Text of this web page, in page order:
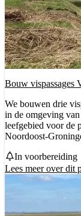
Bouw vispassages
We bouwen drie
in de omgeving
leefgebied voor de
Noordoost-
Status
In voorbereiding
Lees meer over dit